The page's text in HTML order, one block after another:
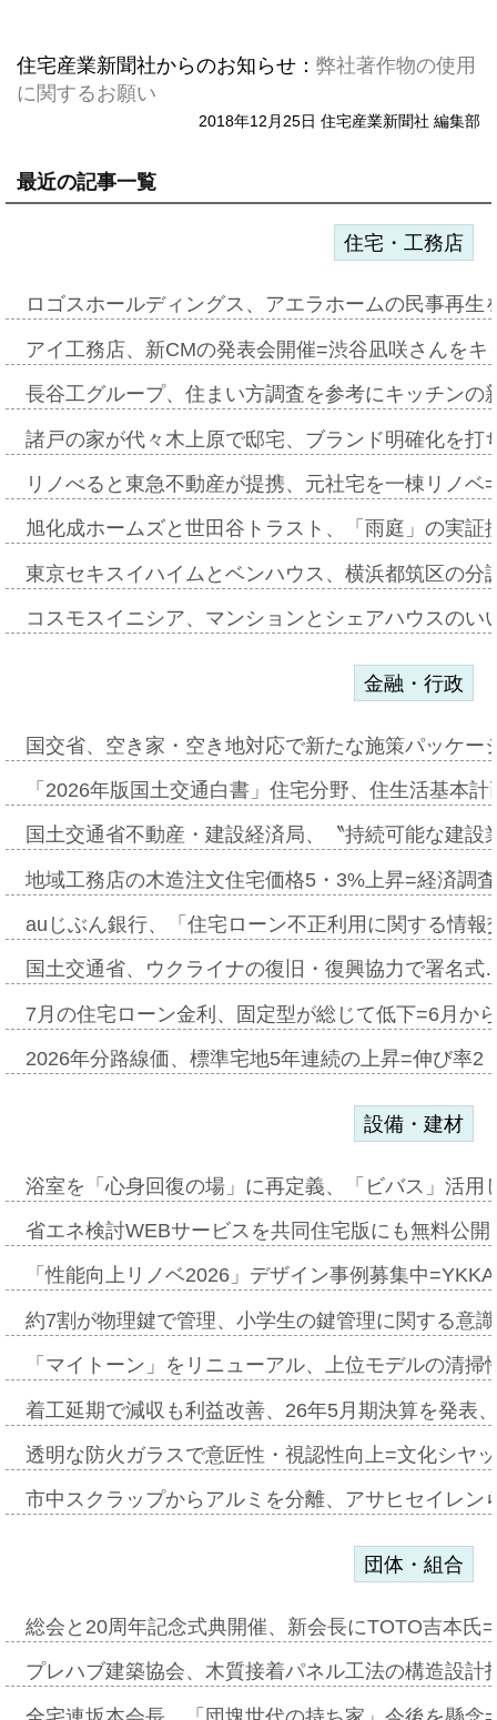
住宅産業新聞社からのお知らせ： 弊社著作物の使用
に関するお願い
2018年12月25日 住宅産業新聞社 編集部
最近の記事一覧
住宅・工務店
ロゴスホールディングス、アエラホームの民事再
アイ工務店、新CMの発表会開催=渋谷凪咲さんを
長谷工グループ、住まい方調査を参考にキッチン
諸戸の家が代々木上原で邸宅、ブランド明確化を
リノべると東急不動産が提携、元社宅を一棟リノ
旭化成ホームズと世田谷トラスト、「雨庭」の実
東京セキスイハイムとベンハウス、横浜都筑区の
コスモスイニシア、マンションとシェアハウスの
金融・行政
国交省、空き家・空き地対応で新たな施策パッケ
「2026年版国土交通白書」住宅分野、住生活基本
国土交通省不動産・建設経済局、〝持続可能な建
地域工務店の木造注文住宅価格5・3%上昇=経済調
auじぶん銀行、「住宅ローン不正利用に関する情
国土交通省、ウクライナの復旧・復興協力で署名
7月の住宅ローン金利、固定型が総じて低下=6月か
2026年分路線価、標準宅地5年連続の上昇=伸び率
設備・建材
浴室を「心身回復の場」に再定義、「ビバス」活
省エネ検討WEBサービスを共同住宅版にも無料公
「性能向上リノベ2026」デザイン事例募集中
約7割が物理鍵で管理、小学生の鍵管理に関する意
「マイトーン」をリニューアル、上位モデルの清
着工延期で減収も利益改善、26年5月期決算を発表
透明な防火ガラスで意匠性・視認性向上=文化シヤ
市中スクラップからアルミを分離、アサヒセイレ
団体・組合
総会と20周年記念式典開催、新会長にTOTO吉本氏
プレハブ建築協会、木質接着パネル工法の構造設